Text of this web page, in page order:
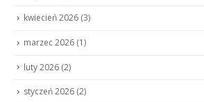
kwiecień 2026 (3)
marzec 2026 (1)
luty 2026 (2)
styczeń 2026 (2)